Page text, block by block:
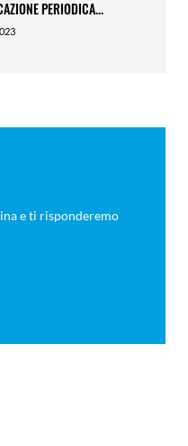
PERIODICA...
e ti risponderemo